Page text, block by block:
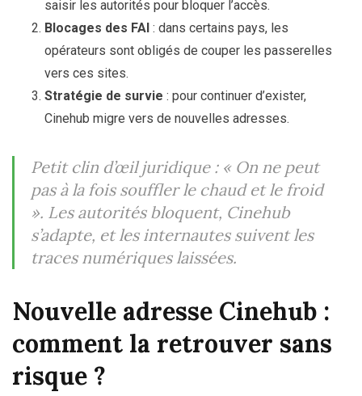
saisir les autorités pour bloquer l’accès.
Blocages des FAI : dans certains pays, les
opérateurs sont obligés de couper les passerelles
vers ces sites.
Stratégie de survie : pour continuer d’exister,
Cinehub migre vers de nouvelles adresses.
Petit clin d’œil juridique : « On ne peut
pas à la fois souffler le chaud et le froid
». Les autorités bloquent, Cinehub
s’adapte, et les internautes suivent les
traces numériques laissées.
Nouvelle adresse Cinehub :
comment la retrouver sans
risque ?